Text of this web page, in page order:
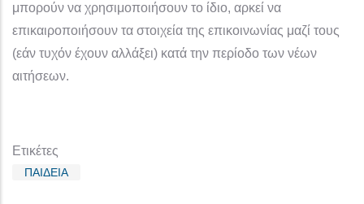
μπορούν να χρησιμοποιήσουν το ίδιο, αρκεί να
επικαιροποιήσουν τα στοιχεία της επικοινωνίας μαζί τους
(εάν τυχόν έχουν αλλάξει) κατά την περίοδο των νέων
αιτήσεων.
Ετικέτες
ΠΑΙΔΕΙΑ